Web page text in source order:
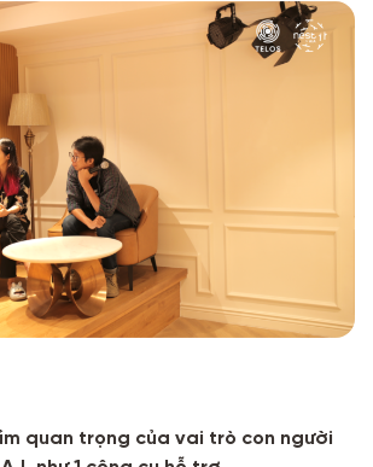
quan trọng của vai trò con người